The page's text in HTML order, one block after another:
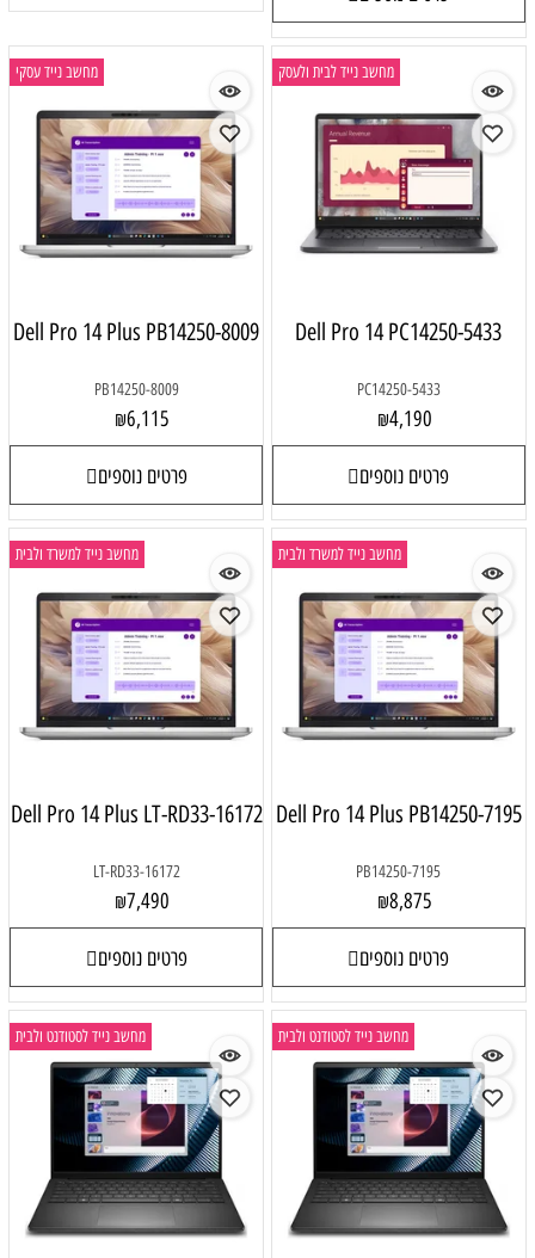
מחשב נייד לבית ולעסק
Dell Pro 14 PC14250-5433
PC14250-5433
₪4,190
פרטים נוספים
מחשב נייד עסקי
Dell Pro 14 Plus PB14250-8009
PB14250-8009
₪6,115
פרטים נוספים
מחשב נייד למשרד ולבית
Dell Pro 14 Plus PB14250-7195
PB14250-7195
₪8,875
פרטים נוספים
מחשב נייד למשרד ולבית
Dell Pro 14 Plus LT-RD33-16172
LT-RD33-16172
₪7,490
פרטים נוספים
מחשב נייד לסטודנט ולבית מחשב נייד לסטודנט ולבית